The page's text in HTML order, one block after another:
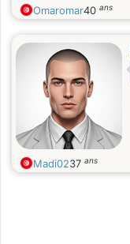
Omaromar40 ans
Madi0237 ans